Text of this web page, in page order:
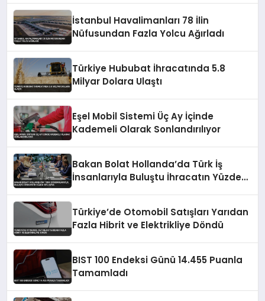
İstanbul Havalimanları 78 İlin
Nüfusundan Fazla Yolcu Ağırladı
Türkiye Hububat İhracatında 5.8
Milyar Dolara Ulaştı
Eşel Mobil Sistemi Üç Ay İçinde
Kademeli Olarak Sonlandırılıyor
Bakan Bolat Hollanda’da Türk İş
İnsanlarıyla Buluştu İhracatın Yüzde
Türkiye’de Otomobil Satışları Yarıdan
Fazla Hibrit ve Elektrikliye Döndü
BIST 100 Endeksi Günü 14.455 Puanla
Tamamladı